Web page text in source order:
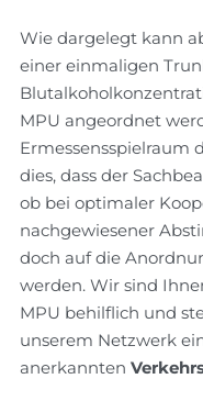
Wie dargelegt kann
einer einmaligen
MPU angeordnet
Ermessensspielraum
dies, dass der
ob bei optimaler
nachgewiesener
doch auf die
werden. Wir sind
MPU behilflich und
unserem Netzwerk
anerkannten